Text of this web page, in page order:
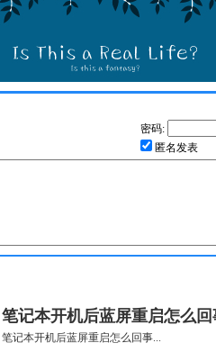
密码:
匿名发表
笔记本开机后蓝屏重启怎么回
笔记本开机后蓝屏重启怎么回事...